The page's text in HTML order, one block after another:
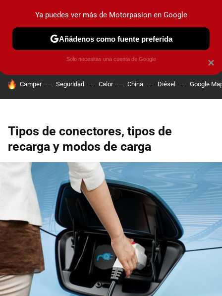
PRUEBAS COCHES ELÉCTRICOS OBSERVATORIO
HOY SE HABLA DE
Camper Seguridad Calor China Diésel Google
Tipos de conectores, tipos de
recarga y modos de carga
×
Ya puedes ver más de Motorpasion en Google
Añádenos como fuente preferida
Solo necesitas una cuenta de Google